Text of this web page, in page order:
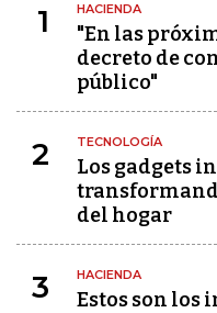
1 HACIENDA
"En las
decreto de
público"
2 TECNOLOGÍA
Los gadgets
del hogar
3 HACIENDA
Estos son los